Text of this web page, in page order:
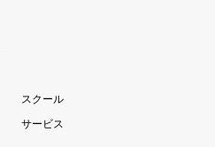
スクール
サービス